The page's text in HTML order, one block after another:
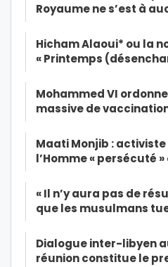
Royaume ne s’est à
Hicham Alaoui* ou la
« Printemps
Mohammed VI
massive de
Maati Monjib :
l’Homme « persécuté
« Il n’y aura pas de
que les musulmans
Dialogue inter-libyen
réunion constitue le